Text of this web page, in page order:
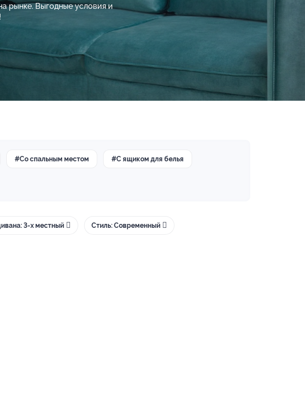
рынке. Выгодные условия и
#Со спальным местом #С ящиком для белья
3-х местный Стиль: Современный